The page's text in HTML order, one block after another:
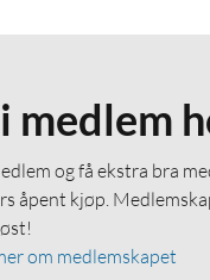
medlem
og få ekstra bra
åpent kjøp.
om medlemskapet